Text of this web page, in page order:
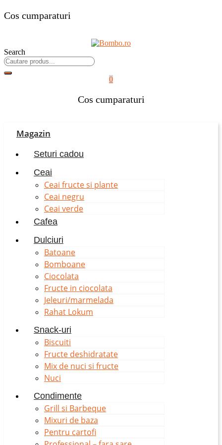
Cos cumparaturi
Search
0
Cos cumparaturi
Magazin
Seturi cadou
Ceai
Ceai fructe si plante
Ceai negru
Ceai verde
Cafea
Dulciuri
Batoane
Bomboane
Ciocolata
Fructe in ciocolata
Jeleuri/marmelada
Rahat Lokum
Snack-uri
Biscuiti
Fructe deshidratate
Mix de nuci si fructe
Nuci
Condimente
Grill si Barbeque
Mixuri de baza
Pentru cartofi